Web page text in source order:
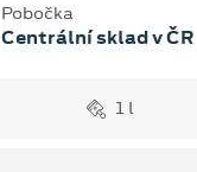
Pobočka
Centrální sklad v ČR
1 l